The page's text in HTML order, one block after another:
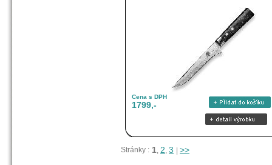
Cena s DPH
1799,-
Stránky : 1, 2, 3 >>